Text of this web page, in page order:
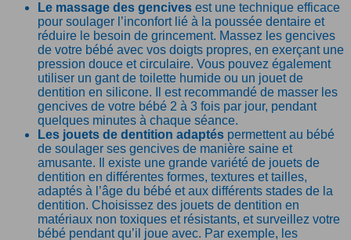
Le massage des gencives est une technique efficace
pour soulager l’inconfort lié à la poussée dentaire et
réduire le besoin de grincement. Massez les gencives
de votre bébé avec vos doigts propres, en exerçant une
pression douce et circulaire. Vous pouvez également
utiliser un gant de toilette humide ou un jouet de
dentition en silicone. Il est recommandé de masser les
gencives de votre bébé 2 à 3 fois par jour, pendant
quelques minutes à chaque séance.
Les jouets de dentition adaptés permettent au bébé
de soulager ses gencives de manière saine et
amusante. Il existe une grande variété de jouets de
dentition en différentes formes, textures et tailles,
adaptés à l’âge du bébé et aux différents stades de la
dentition. Choisissez des jouets de dentition en
matériaux non toxiques et résistants, et surveillez votre
bébé pendant qu’il joue avec. Par exemple, les